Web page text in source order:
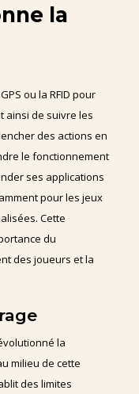
la
ou la RFID pour
ainsi de suivre les
des actions en
le fonctionnement
ses applications
pour les jeux
Cette
du
des joueurs et la
la
milieu de cette
des limites